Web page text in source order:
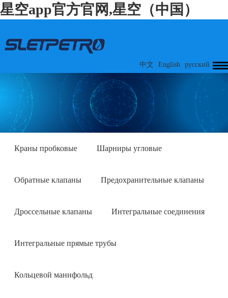
星空app官方官网,星空（中国）
中文 English русский
Краны пробковые Шарниры угловые
Обратные клапаны Предохранительные клапаны
Дроссельные клапаны Интегральные соединения
Интегральные прямые трубы
Кольцевой манифольд